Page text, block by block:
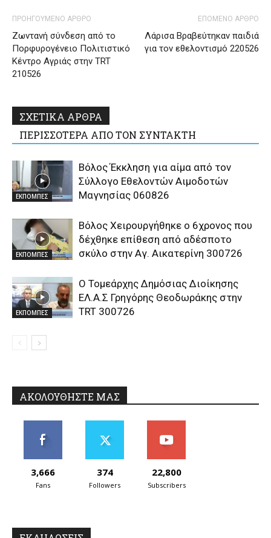
ΠΡΟΗΓΟΥΜΕΝΟ ΑΡΘΡΟ
Ζωντανή σύνδεση από το
Πορφυρογένειο Πολιτιστικό
Κέντρο Αγριάς στην TRT
210526
ΕΠΟΜΕΝΟ ΑΡΘΡΟ
Λάρισα Βραβεύτηκαν παιδιά
για τον εθελοντισμό 220526
ΣΧΕΤΙΚΑ ΑΡΘΡΑ
ΠΕΡΙΣΣΟΤΕΡΑ ΑΠΟ ΤΟΝ ΣΥΝΤΑΚΤΗ
ΕΚΠΟΜΠΕΣ
Βόλος Έκκληση για αίμα από τον
Σύλλογο Εθελοντών Αιμοδοτών
Μαγνησίας 060826
ΕΚΠΟΜΠΕΣ
Βόλος Χειρουργήθηκε ο 6χρονος που
δέχθηκε επίθεση από αδέσποτο
σκύλο στην Αγ. Αικατερίνη 300726
ΕΚΠΟΜΠΕΣ
Ο Τομεάρχης Δημόσιας Διοίκησης
ΕΛ.Α.Σ Γρηγόρης Θεοδωράκης στην
TRT 300726
ΑΚΟΛΟΥΘΗΣΤΕ ΜΑΣ
3,666
Fans
374
Followers
22,800
Subscribers